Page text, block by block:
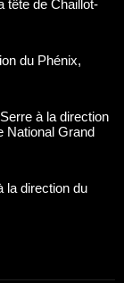
du Phénix,
à la direction
Grand
la direction du